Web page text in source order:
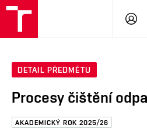
Brno
DETAIL PŘEDMĚTU
Procesy čištění
AKADEMICKÝ ROK 2025/26